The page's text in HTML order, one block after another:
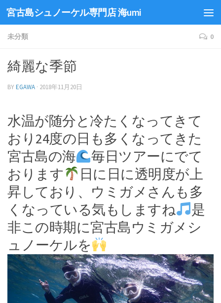
宮古島シュノーケル専門店 海umi
未分類 0
綺麗な季節
BYEGAWA · 2018年11月20日
水温が随分と冷たくなってきて
おり24度の日も多くなってきた
宮古島の海
毎日ツアーにでて
おります
日に日に透明度が上
昇しており、ウミガメさんも多
くなっている気もしますね
是
非この時期に宮古島ウミガメシ
ュノーケルを